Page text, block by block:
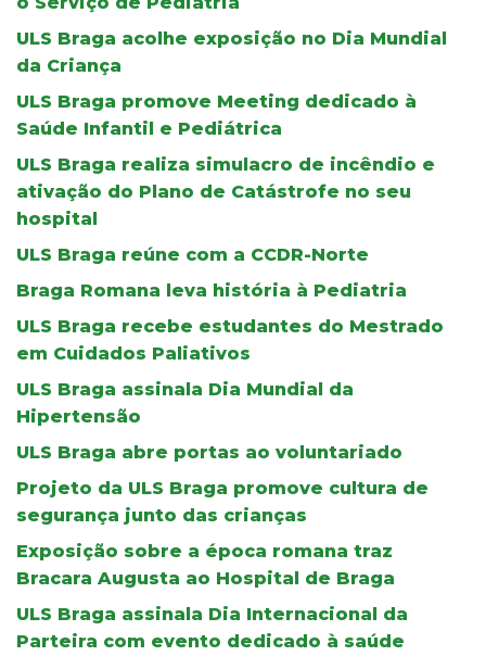
ULS Braga acolhe exposição no Dia Mundial
da Criança
ULS Braga promove Meeting dedicado à
Saúde Infantil e Pediátrica
ULS Braga realiza simulacro de incêndio e
ativação do Plano de Catástrofe no seu
hospital
ULS Braga reúne com a CCDR-Norte
Braga Romana leva história à Pediatria
ULS Braga recebe estudantes do Mestrado
em Cuidados Paliativos
ULS Braga assinala Dia Mundial da
Hipertensão
ULS Braga abre portas ao voluntariado
Projeto da ULS Braga promove cultura de
segurança junto das crianças
Exposição sobre a época romana traz
Bracara Augusta ao Hospital de Braga
ULS Braga assinala Dia Internacional da
Parteira com evento dedicado à saúde